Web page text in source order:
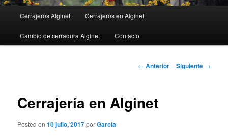
principal
Cerrajeros Alginet Cerrajeros en Alginet
Cambio de cerradura Alginet Contacto
Navegación
← Anterior Siguiente →
Cerrajería en Alginet
Posted on10 julio, 2017porGarcía